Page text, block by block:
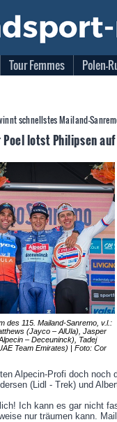
Tour Femmes Polen-
schnellstes Mailand-
Poel lotst Philipsen
des 115. Mailand-Sanremo, v.l.:
(Jayco – AlUla), Jasper
– Deceuninck), Tadej
Team Emirates) | Foto: Cor
Alpecin-Profi doch noch
(Lidl - Trek) und
Ich kann es gar nicht
nur träumen kann.